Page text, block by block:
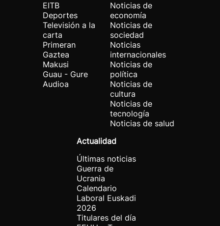
EITB
Deportes
Televisión a la
carta
Primeran
Gaztea
Makusi
Guau - Gure
Audioa
Noticias de
economía
Noticias de
sociedad
Noticias
internacionales
Noticias de
política
Noticias de
cultura
Noticias de
tecnología
Noticias de salud
Actualidad
Últimas noticias
Guerra de
Ucrania
Calendario
Laboral Euskadi
2026
Titulares del día